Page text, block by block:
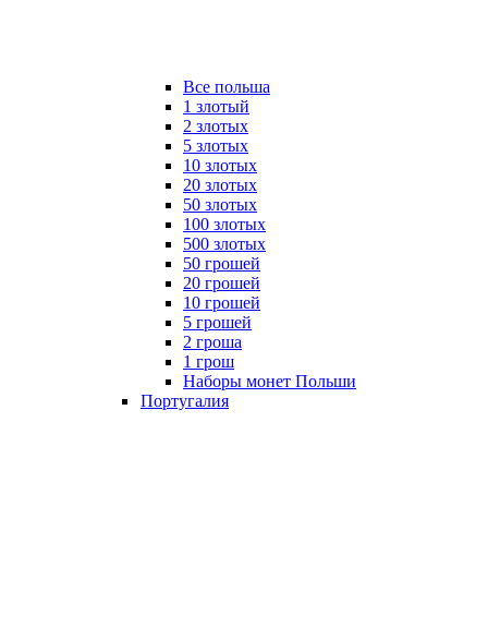
Все польша
1 злотый
2 злотых
5 злотых
10 злотых
20 злотых
50 злотых
100 злотых
500 злотых
50 грошей
20 грошей
10 грошей
5 грошей
2 гроша
1 грош
Наборы монет Польши
Португалия